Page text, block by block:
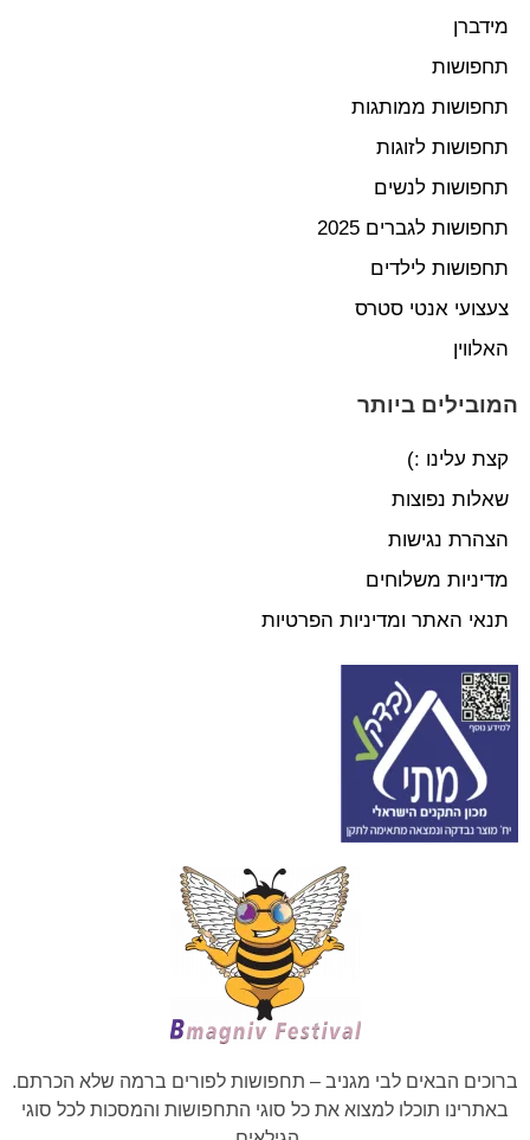
מידברן
תחפושות
תחפושות ממותגות
תחפושות לזוגות
תחפושות לנשים
תחפושות לגברים 2025
תחפושות לילדים
צעצועי אנטי סטרס
האלווין
המובילים ביותר
קצת עלינו :)
שאלות נפוצות
הצהרת נגישות
מדיניות משלוחים
תנאי האתר ומדיניות הפרטיות
ברוכים הבאים לבי מגניב – תחפושות לפורים ברמה שלא הכרתם.
באתרינו תוכלו למצוא את כל סוגי התחפושות והמסכות לכל סוגי